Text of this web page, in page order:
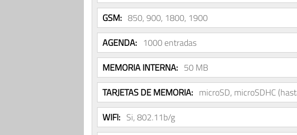
GSM: 850, 900, 1800, 1900
AGENDA: 1000 entradas
MEMORIA INTERNA: 50 MB
TARJETAS DE MEMORIA: microSD, microSDHC
WIFI: Si, 802.11b/g